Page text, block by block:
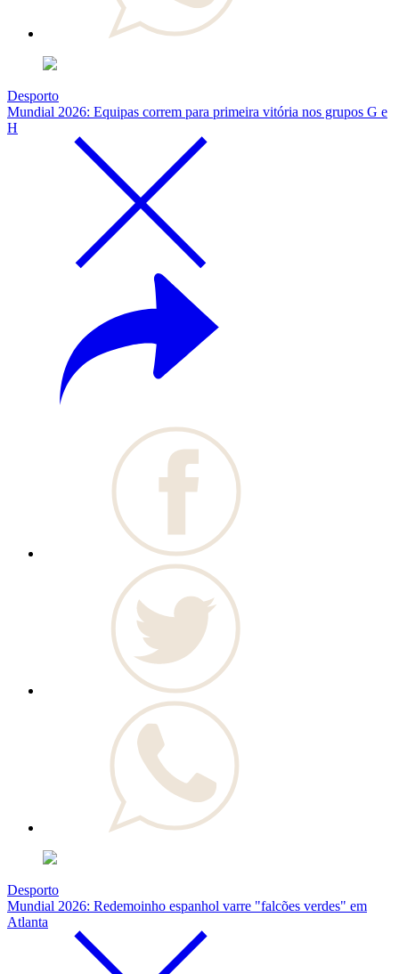
Desporto
Mundial 2026: Equipas correm para primeira vitória nos grupos G e
H
Desporto
Mundial 2026: Redemoinho espanhol varre "falcões verdes" em
Atlanta